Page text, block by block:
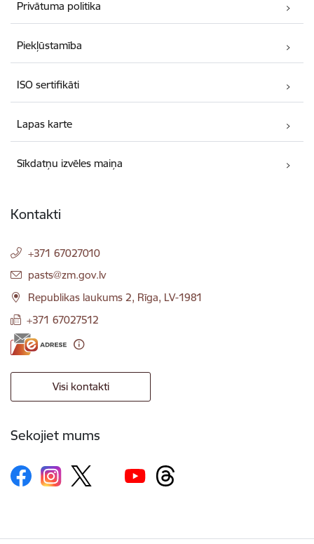
Privātuma politika
Piekļūstamība
ISO sertifikāti
Lapas karte
Sīkdatņu izvēles maiņa
Kontakti
+371 67027010
E-pasts:
pasts@zm.gov.lv
Republikas laukums 2, Rīga, LV-1981
+371 67027512
Visi kontakti
Sekojiet mums